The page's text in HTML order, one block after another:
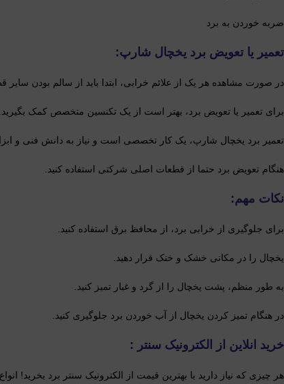
ضربه خوردن به برد
تعمیر یا تعویض برد یخچال شارپ:
در صورت مشاهده هر یک از علائم خرابی، ابتدا باید از سالم بودن
برای تعمیر یا تعویض برد، بهتر است از یک تکنسین متخصص کمک بگیرید.
تعمیر برد یخچال شارپ، یک کار تخصصی است و نیاز به دانش فنی و
هنگام تعویض برد حتما از قطعات اصلی شرکتی استفاده کنید.
نکات مهم:
برای جلوگیری از خرابی برد، از محافظ برق استفاده کنید.
یخچال را در مکانی خشک و خنک قرار دهید.
به طور منظم، پشت یخچال را از گرد و غبار تمیز کنید.
در هنگام تمیز کردن یخچال از آب خوردن برد جلوگیری کنید.
خرید انلاین از الکترونیک سنتر :
هر چیزی که نیاز دارید با بهترین قیمت از الکترونیک سنتر برد بخرید!